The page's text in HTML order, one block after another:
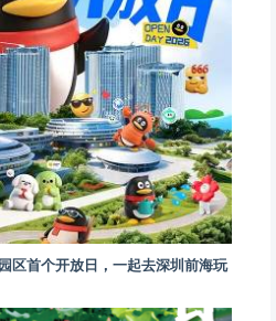
区首个开放日，一起去深圳前海玩